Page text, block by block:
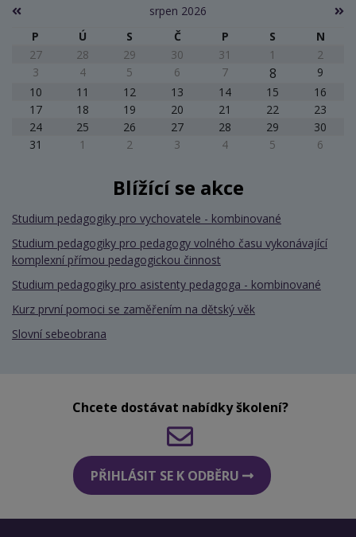
srpen 2026
P
Ú S Č P S
N
27
28 29 30 31 1
2
3
4 5 6 7 8
9
10
11 12 13 14 15
16
17
18 19 20 21 22
23
24
25 26 27 28 29
30
31
1 2 3 4 5 6
Blížící se akce
Studium pedagogiky pro vychovatele - kombinované
Studium pedagogiky pro pedagogy volného času vykonávající
komplexní přímou pedagogickou činnost
Studium pedagogiky pro asistenty pedagoga - kombinované
Kurz první pomoci se zaměřením na dětský věk
Slovní sebeobrana
Chcete dostávat nabídky školení?
PŘIHLÁSIT SE K ODBĚRU